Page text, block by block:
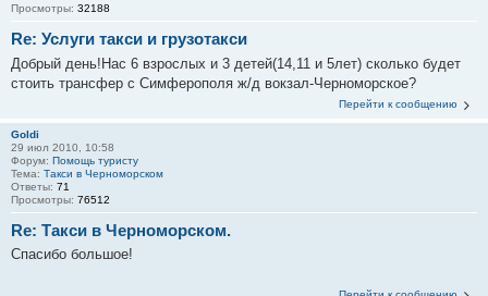
Просмотры: 32188
Re: Услуги такси и грузотакси
Добрый день!Нас 6 взрослых и 3 детей(14,11 и 5лет) сколько будет
стоить трансфер с Симферополя ж/д вокзал-Черноморское?
Перейти к сообщению
Goldi
29 июл 2010, 10:58
Форум: Помощь туристу
Тема: Такси в Черноморском
Ответы: 71
Просмотры: 76512
Re: Такси в Черноморском.
Спасибо большое!